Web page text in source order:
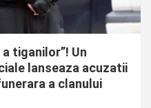
tiganilor”! Un
lanseaza acuzatii
a clanului